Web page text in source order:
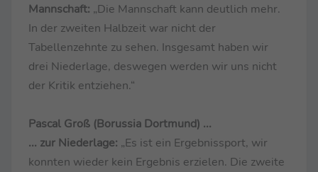
Mannschaft: „Die Mannschaft kann deutlich mehr.
In der zweiten Halbzeit war nicht der
Tabellenzehnte zu sehen. Insgesamt haben wir
drei Niederlage, deswegen werden wir uns nicht
der Kritik entziehen.“
Pascal Groß (Borussia Dortmund) ...
... zur Niederlage: „Es ist ein Ergebnissport, wir
konnten wieder kein Ergebnis erzielen. Die zweite